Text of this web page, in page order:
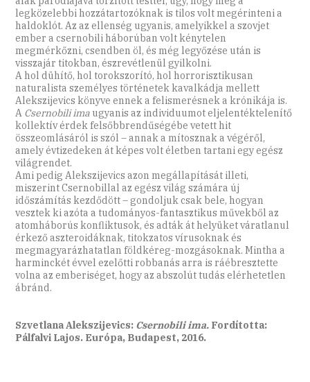
legközelebbi hozzátartozóknak is tilos volt megérinteni a
haldoklót. Az az ellenség ugyanis, amelyikkel a szovjet
ember a csernobili háborúban volt kénytelen
megmérkőzni, csendben öl, és még legyőzése után is
visszajár titokban, észrevétlenül gyilkolni.
A hol dühítő, hol torokszorító, hol horrorisztikusan
naturalista személyes történetek kavalkádja mellett
Alekszijevics könyve ennek a felismerésnek a krónikája is.
A Csernobili ima ugyanis az individuumot eljelentéktelenítő
kollektív érdek felsőbbrendűségébe vetett hit
összeomlásáról is szól – annak a mítosznak a végéről,
amely évtizedeken át képes volt életben tartani egy egész
világrendet.
Ami pedig Alekszijevics azon megállapítását illeti,
miszerint Csernobillal az egész világ számára új
időszámítás kezdődött – gondoljuk csak bele, hogyan
vesztek ki azóta a tudományos-fantasztikus művekből az
atomháborús konfliktusok, és adták át helyüket váratlanul
érkező aszteroidáknak, titokzatos vírusoknak és
megmagyarázhatatlan földkéreg-mozgásoknak. Mintha a
harminckét évvel ezelőtti robbanás arra is ráébresztette
volna az emberiséget, hogy az abszolút tudás elérhetetlen
ábránd.
Szvetlana Alekszijevics: Csernobili ima. Fordította:
Pálfalvi Lajos. Európa, Budapest, 2016.